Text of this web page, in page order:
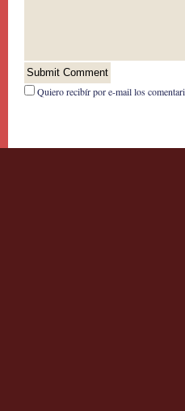
Quiero recibír por e-mail los